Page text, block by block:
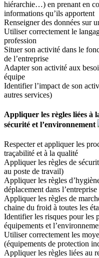
hiérarchie…) en prenant en
informations qu’ils apportent
Renseigner des données sur
Utiliser correctement le
profession
Situer son activité dans le
de l’entreprise
Adapter son activité aux
équipe
Identifier l’impact de son
autres services)
Appliquer les règles liées à
sécurité et l’environnement
Respecter et appliquer les
traçabilité et à la qualité
Appliquer les règles de
au poste de travail)
Appliquer les règles
déplacement dans l’entreprise
Appliquer les règles de
chaine du froid à toutes les
Identifier les risques pour les
équipements et
Utiliser correctement les
(équipements de protection
Appliquer les règles liées au